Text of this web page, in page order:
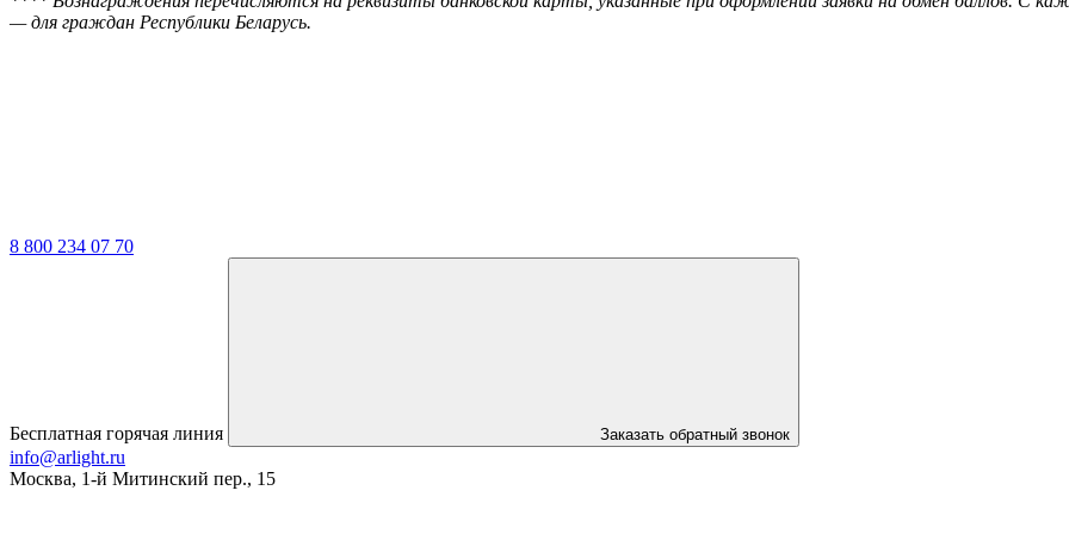
— для граждан Республики Беларусь.
8 800 234 07 70
Бесплатная горячая линия Заказать обратный звонок
info@arlight.ru
Москва, 1-й Митинский пер., 15